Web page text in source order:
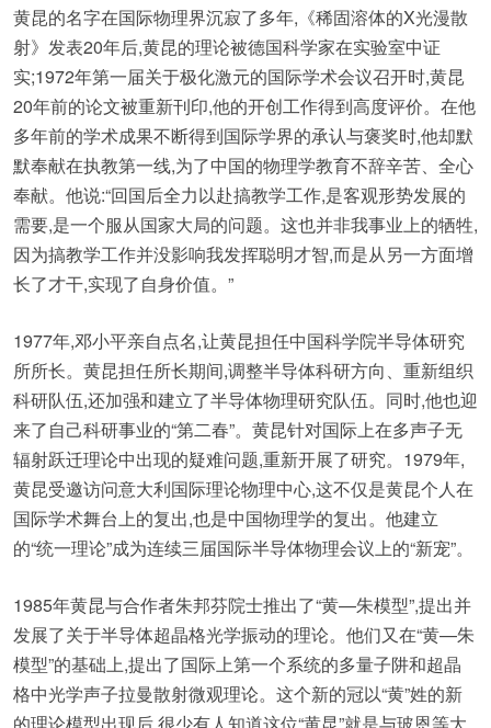
黄昆的名字在国际物理界沉寂了多年,《稀固溶体的X光漫散
射》发表20年后,黄昆的理论被德国科学家在实验室中证
实;1972年第一届关于极化激元的国际学术会议召开时,黄昆
20年前的论文被重新刊印,他的开创工作得到高度评价。在他
多年前的学术成果不断得到国际学界的承认与褒奖时,他却默
默奉献在执教第一线,为了中国的物理学教育不辞辛苦、全心
奉献。他说:“回国后全力以赴搞教学工作,是客观形势发展的
需要,是一个服从国家大局的问题。这也并非我事业上的牺牲,
因为搞教学工作并没影响我发挥聪明才智,而是从另一方面增
长了才干,实现了自身价值。”
1977年,邓小平亲自点名,让黄昆担任中国科学院半导体研究
所所长。黄昆担任所长期间,调整半导体科研方向、重新组织
科研队伍,还加强和建立了半导体物理研究队伍。同时,他也迎
来了自己科研事业的“第二春”。黄昆针对国际上在多声子无
辐射跃迁理论中出现的疑难问题,重新开展了研究。1979年,
黄昆受邀访问意大利国际理论物理中心,这不仅是黄昆个人在
国际学术舞台上的复出,也是中国物理学的复出。他建立
的“统一理论”成为连续三届国际半导体物理会议上的“新宠”。
1985年黄昆与合作者朱邦芬院士推出了“黄—朱模型”,提出并
发展了关于半导体超晶格光学振动的理论。他们又在“黄—朱
模型”的基础上,提出了国际上第一个系统的多量子阱和超晶
格中光学声子拉曼散射微观理论。这个新的冠以“黄”姓的新